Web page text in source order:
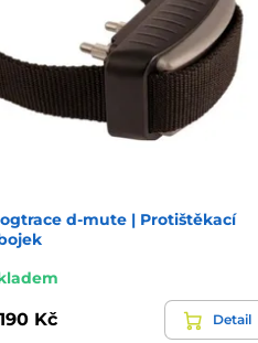
d-mute | Protištěkací
Kč Detail